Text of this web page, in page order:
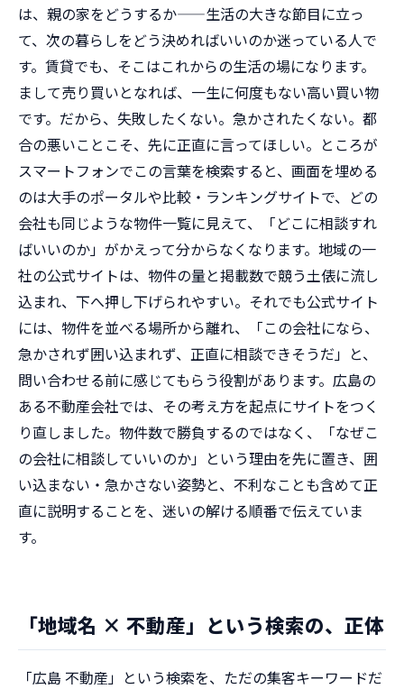
は、親の家をどうするか——生活の大きな節目に立っ
て、次の暮らしをどう決めればいいのか迷っている人で
す。賃貸でも、そこはこれからの生活の場になります。
まして売り買いとなれば、一生に何度もない高い買い物
です。だから、失敗したくない。急かされたくない。都
合の悪いことこそ、先に正直に言ってほしい。ところが
スマートフォンでこの言葉を検索すると、画面を埋める
のは大手のポータルや比較・ランキングサイトで、どの
会社も同じような物件一覧に見えて、「どこに相談すれ
ばいいのか」がかえって分からなくなります。地域の一
社の公式サイトは、物件の量と掲載数で競う土俵に流し
込まれ、下へ押し下げられやすい。それでも公式サイト
には、物件を並べる場所から離れ、「この会社になら、
急かされず囲い込まれず、正直に相談できそうだ」と、
問い合わせる前に感じてもらう役割があります。広島の
ある不動産会社では、その考え方を起点にサイトをつく
り直しました。物件数で勝負するのではなく、「なぜこ
の会社に相談していいのか」という理由を先に置き、囲
い込まない・急かさない姿勢と、不利なことも含めて正
直に説明することを、迷いの解ける順番で伝えていま
す。
「地域名 × 不動産」という検索の、正体
「広島 不動産」という検索を、ただの集客キーワードだ